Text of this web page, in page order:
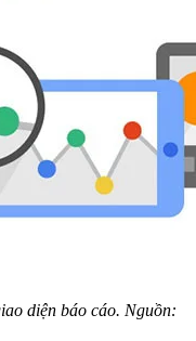
diện báo cáo. Nguồn: